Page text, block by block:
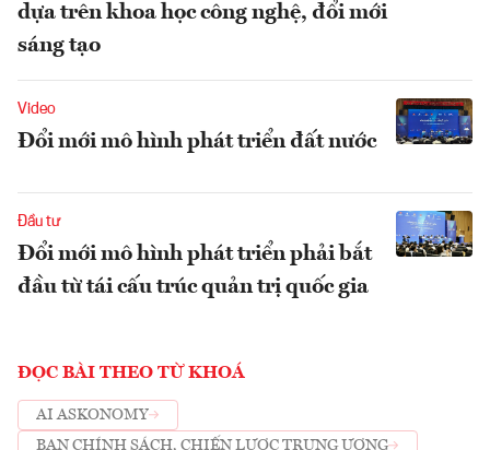
dựa trên khoa học công nghệ, đổi mới
sáng tạo
Video
Đổi mới mô hình phát triển đất nước
Đầu tư
Đổi mới mô hình phát triển phải bắt
đầu từ tái cấu trúc quản trị quốc gia
ĐỌC BÀI THEO TỪ KHOÁ
AI ASKONOMY
BAN CHÍNH SÁCH, CHIẾN LƯỢC TRUNG ƯƠNG